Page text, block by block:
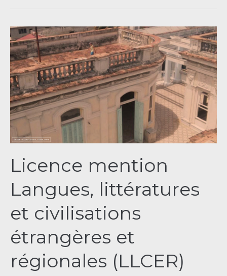
Licence mention
Langues, littératures
et civilisations
étrangères et
régionales (LLCER)
Licence
mention
Langues,
littératures
et
civilisations
étrangères
et
régionales
parcours
Espagnol